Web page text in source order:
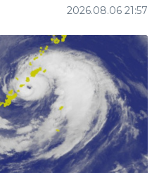
2026.08.06 21:57